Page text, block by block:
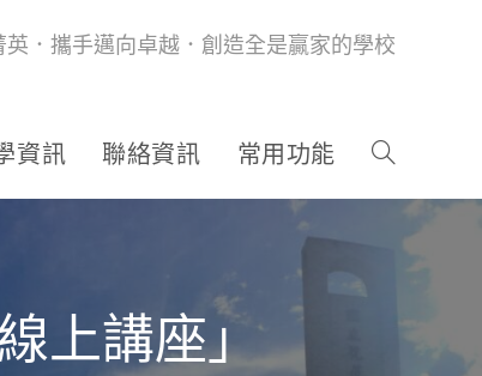
．攜手邁向卓越．創造全是贏家的學校
資訊 聯絡資訊 常用功能
上講座」